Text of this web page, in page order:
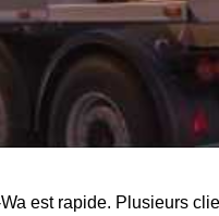
est rapide. Plusieurs